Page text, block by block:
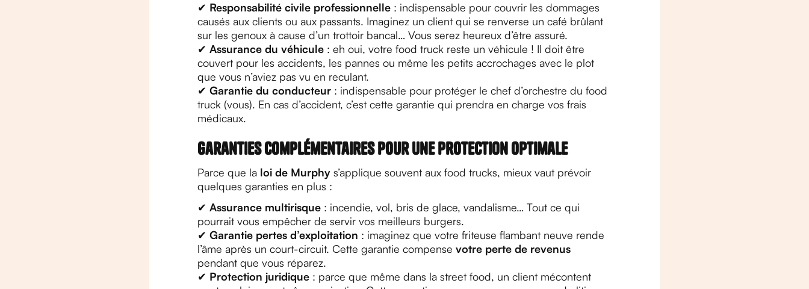
✔ Responsabilité civile professionnelle : indispensable pour couvrir les dommages
causés aux clients ou aux passants. Imaginez un client qui se renverse un café brûlant
sur les genoux à cause d’un trottoir bancal… Vous serez heureux d’être assuré.
✔ Assurance du véhicule : eh oui, votre food truck reste un véhicule ! Il doit être
couvert pour les accidents, les pannes ou même les petits accrochages avec le plot
que vous n’aviez pas vu en reculant.
✔ Garantie du conducteur : indispensable pour protéger le chef d’orchestre du food
truck (vous). En cas d’accident, c’est cette garantie qui prendra en charge vos frais
médicaux.
Garanties complémentaires pour une protection optimale
Parce que la loi de Murphy s’applique souvent aux food trucks, mieux vaut prévoir
quelques garanties en plus :
✔ Assurance multirisque : incendie, vol, bris de glace, vandalisme… Tout ce qui
pourrait vous empêcher de servir vos meilleurs burgers.
✔ Garantie pertes d’exploitation : imaginez que votre friteuse flambant neuve rende
l’âme après un court-circuit. Cette garantie compense votre perte de revenus
pendant que vous réparez.
✔ Protection juridique : parce que même dans la street food, un client mécontent